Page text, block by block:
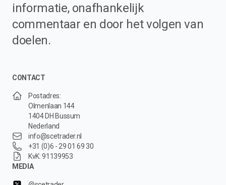
informatie, onafhankelijk
commentaar en door het volgen van
doelen.
CONTACT
Postadres:
Olmenlaan 144
1404 DH Bussum
Nederland
info@scetrader.nl
+31 (0)6 - 29 01 69 30
KvK: 91139953
MEDIA